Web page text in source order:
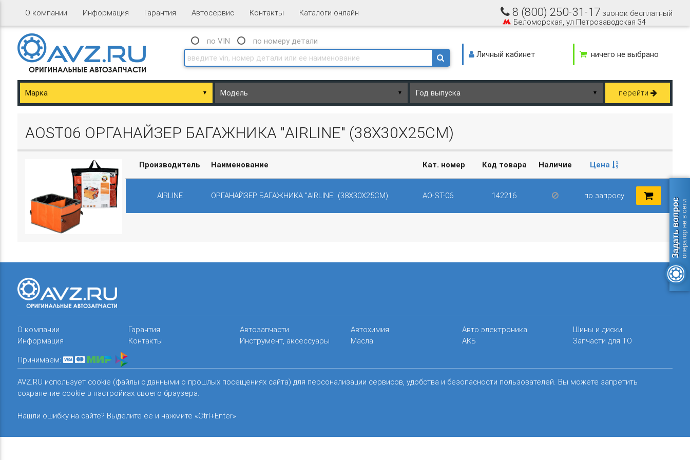
О компании Информация Гарантия Автосервис Контакты Каталоги онлайн
Basket.php
8 (800) 250-31-17 звонок бесплатный
Беломорская, ул Петрозаводская 34
по VIN
по номеру детали
Личный кабинет
ничего не выбрано
▼ ▼ ▼ перейти
AOST06 ОРГАНАЙЗЕР БАГАЖНИКА "AIRLINE" (38Х30Х25СМ)
Производитель Наименование Кат. номер Код товара Наличие Цена
AIRLINE ОРГАНАЙЗЕР БАГАЖНИКА "AIRLINE" (38Х30Х25СМ) AO-ST-06 142216 по запросу
О компании
Информация
Гарантия
Контакты
Автозапчасти
Инструмент, аксессуары
Автохимия
Масла
Авто электроника
АКБ
Шины и диски
Запчасти для ТО
Принимаем:
AVZ.RU использует cookie (файлы с данными о прошлых посещениях сайта) для персонализации сервисов, удобства и безопасности пользователей. Вы можете запретить
сохранение cookie в настройках своего браузера.
Нашли ошибку на сайте? Выделите ее и нажмите «Ctrl+Enter»
Задать вопросоператор не в сети